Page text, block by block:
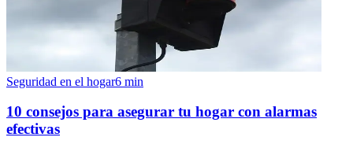
Seguridad en el hogar6 min
10 consejos para asegurar tu hogar con alarmas
efectivas